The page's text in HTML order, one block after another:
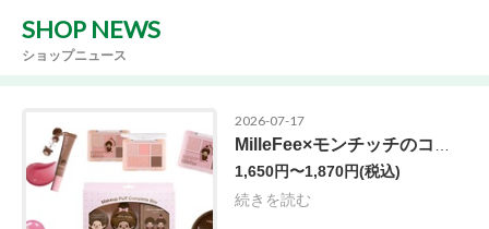
SHOP NEWS
ショップニュース
2026-07-17
1,650円〜1,870円(税込)
続きを読む